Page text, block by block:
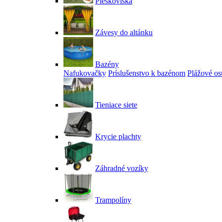
Závesy do altánku
Bazény
Nafukovačky Príslušenstvo k bazénom Plážové
Tieniace siete
Krycie plachty
Záhradné vozíky
Trampolíny